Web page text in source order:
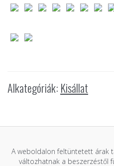
Alkategóriák: Kisállat
A weboldalon feltüntetett árak
változhatnak a beszerzéstől